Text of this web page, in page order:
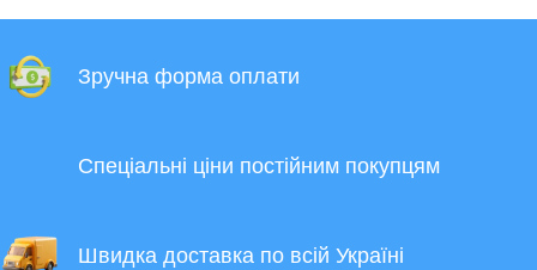
Зручна форма оплати
Спеціальні ціни постійним покупцям
Швидка доставка по всій Україні